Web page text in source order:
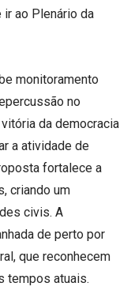
ir ao Plenário da
monitoramento
no
da democracia
a atividade de
fortalece a
criando um
civis. A
de perto por
que reconhecem
tempos atuais.